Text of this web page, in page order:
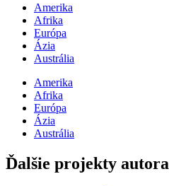
Amerika
Afrika
Európa
Ázia
Austrália
Amerika
Afrika
Európa
Ázia
Austrália
Ďalšie projekty autora